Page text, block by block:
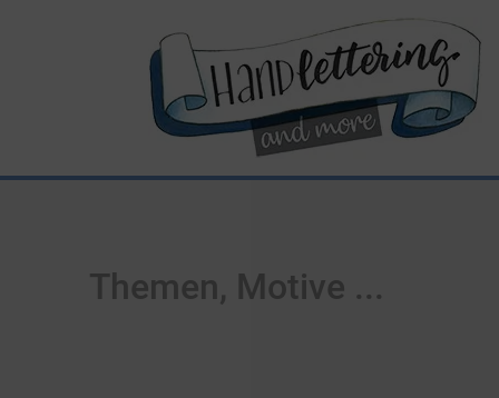
Themen, Motive ...